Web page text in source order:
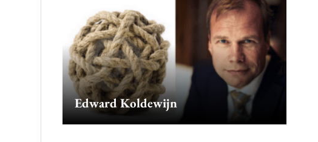
Edward Koldewijn